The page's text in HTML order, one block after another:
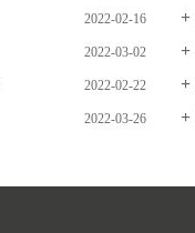
2022-02-16
2022-03-02
2022-02-22
2022-03-26